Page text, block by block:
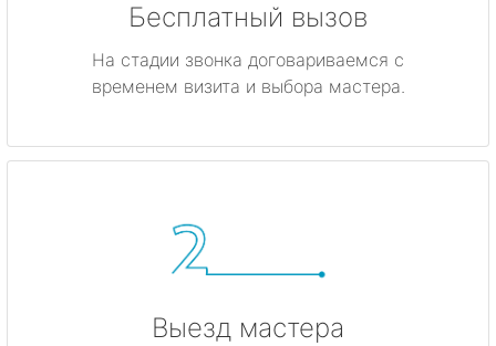
Бесплатный вызов
На стадии звонка договариваемся с
временем визита и выбора мастера.
Выезд мастера